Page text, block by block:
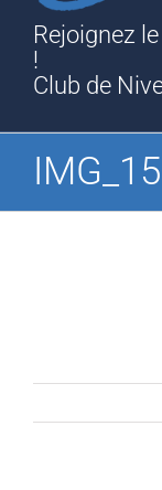
Rejoignez
!
Club de